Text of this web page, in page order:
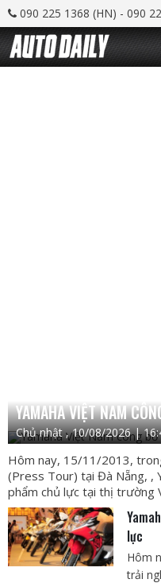
090 225 1368 (HN) - 090
YAMAHA VIỆT NAM
Chủ nhật , 10/08/2026 |
Hôm nay, 15/11/2013,
(Press Tour) tại Đà Nẵng, ,
phẩm chủ lực tại thị trường
lực
Hôm
trải